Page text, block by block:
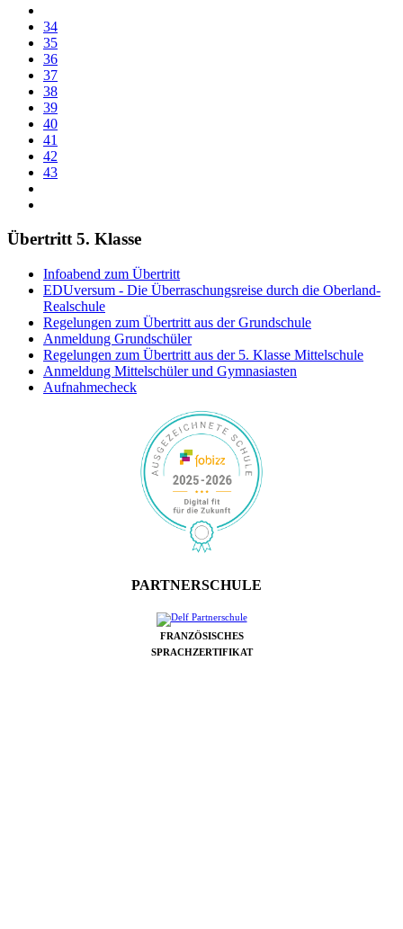
34
35
36
37
38
39
40
41
42
43
Übertritt 5. Klasse
Infoabend zum Übertritt
EDUversum - Die Überraschungsreise durch die Oberland-
Realschule
Regelungen zum Übertritt aus der Grundschule
Anmeldung Grundschüler
Regelungen zum Übertritt aus der 5. Klasse Mittelschule
Anmeldung Mittelschüler und Gymnasiasten
Aufnahmecheck
PARTNERSCHULE
FRANZÖSISCHES
SPRACHZERTIFIKAT